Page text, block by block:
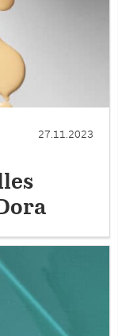
27.11.2023